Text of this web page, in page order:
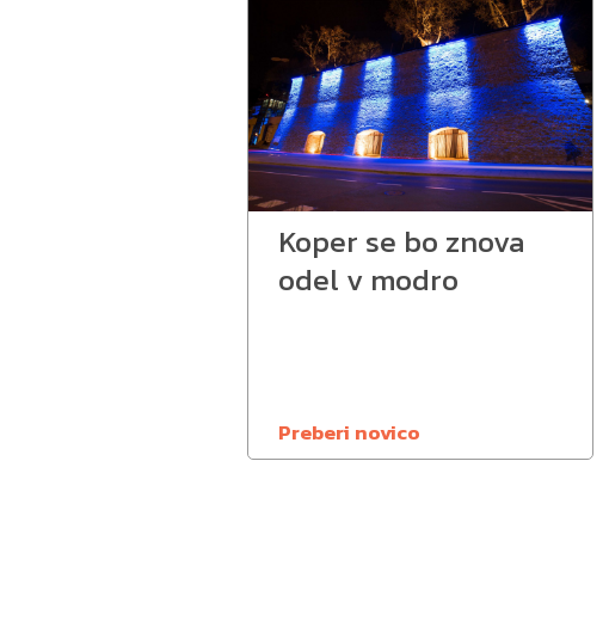
Koper se bo znova
odel v modro
Preberi novico